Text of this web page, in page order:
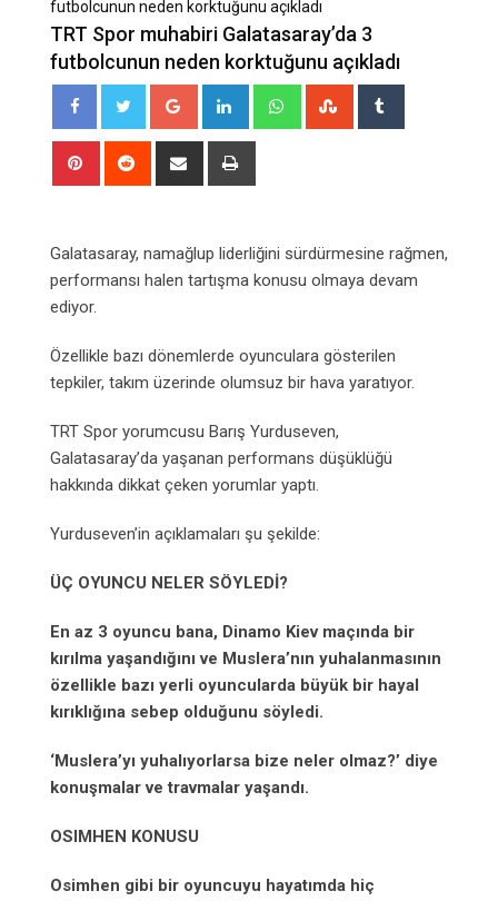
futbolcunun neden korktuğunu açıkladı
TRT Spor muhabiri Galatasaray’da 3
futbolcunun neden korktuğunu açıkladı
Google+ LinkedIn WhatsappStumbleUpon
Pinterest Reddit
Share
Galatasaray, namağlup liderliğini sürdürmesine rağmen,
performansı halen tartışma konusu olmaya devam
ediyor.
Özellikle bazı dönemlerde oyunculara gösterilen
tepkiler, takım üzerinde olumsuz bir hava yaratıyor.
TRT Spor yorumcusu Barış Yurduseven,
Galatasaray’da yaşanan performans düşüklüğü
hakkında dikkat çeken yorumlar yaptı.
Yurduseven’in açıklamaları şu şekilde:
ÜÇ OYUNCU NELER SÖYLEDİ?
En az 3 oyuncu bana, Dinamo Kiev maçında bir
kırılma yaşandığını ve Muslera’nın yuhalanmasının
özellikle bazı yerli oyuncularda büyük bir hayal
kırıklığına sebep olduğunu söyledi.
‘Muslera’yı yuhalıyorlarsa bize neler olmaz?’ diye
konuşmalar ve travmalar yaşandı.
OSIMHEN KONUSU
Osimhen gibi bir oyuncuyu hayatımda hiç